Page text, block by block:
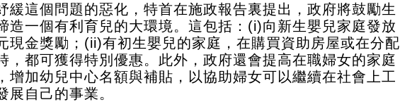
緩這個問題的惡化，特首在施政報告裏提出，政府將鼓勵生
造一個有利育兒的大環境。這包括：(i)向新生嬰兒家庭發放
現金獎勵；(ii)有初生嬰兒的家庭，在購買資助房屋或在分配
，都可獲得特別優惠。此外，政府還會提高在職婦女的家庭
增加幼兒中心名額與補貼，以協助婦女可以繼續在社會上工
展自己的事業。